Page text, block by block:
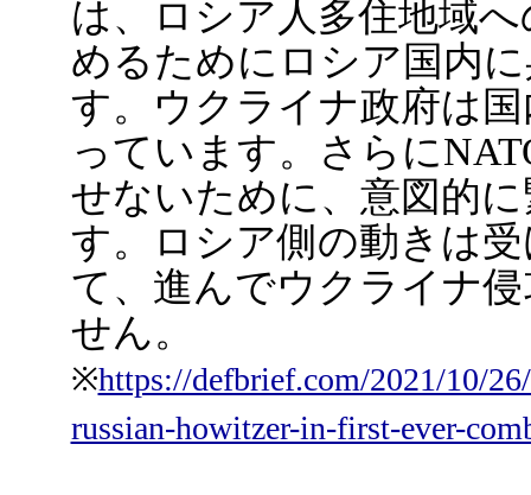
は、ロシア人多住地域
めるためにロシア国内
す。ウクライナ政府は
っています。さらに
せないために、意図的
す。ロシア側の動きは
て、進んでウクライナ
せん。
※https://defbrief.com/2021/10/
russian-howitzer-in-first-ever-